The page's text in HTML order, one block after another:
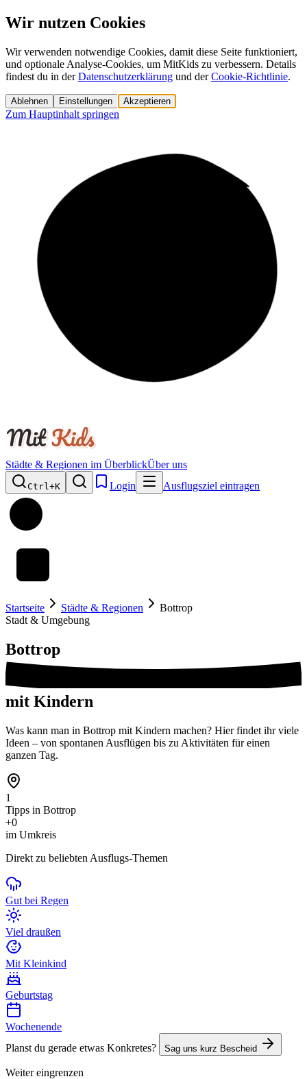
Wir nutzen Cookies
Wir verwenden notwendige Cookies, damit diese Seite funktioniert,
und optionale Analyse-Cookies, um MitKids zu verbessern. Details
findest du in der Datenschutzerklärung und der Cookie-Richtlinie.
Ablehnen Einstellungen Akzeptieren
Zum Hauptinhalt springen
Städte & Regionen im ÜberblickÜber uns
Ctrl+K Login Ausflugsziel eintragen
Startseite Städte & Regionen
Bottrop
Stadt & Umgebung
Bottrop
mit Kindern
Was kann man in Bottrop mit Kindern machen? Hier findet ihr viele
Ideen – von spontanen Ausflügen bis zu Aktivitäten für einen
ganzen Tag.
1
Tipps in Bottrop
+0
im Umkreis
Direkt zu beliebten Ausflugs-Themen
Gut bei Regen
Viel draußen
Mit Kleinkind
Geburtstag
Wochenende
Planst du gerade etwas Konkretes?
Sag uns kurz Bescheid
Weiter eingrenzen